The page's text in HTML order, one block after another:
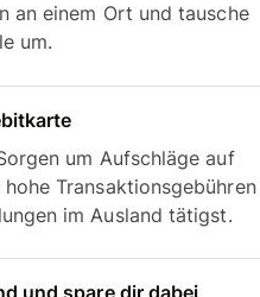
an einem Ort und tausche
um.
um Aufschläge auf
Transaktionsgebühren
im Ausland tätigst.